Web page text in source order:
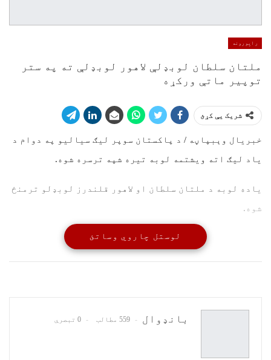
راپورونه
ملتان سلطان لوبډلې لاهور لوبډلې ته په ستر
توپیر ماتې ورکړه
شریک یې کړئ
خبریال وېبپاڼه / د پاکستان سوپر لیګ سیالیو په دوام د
یاد لیګ اته ویشتمه لوبه تیره شپه ترسره شوه.
یاده لوبه د ملتان سلطان او لاهور قلندرز لوبډلو ترمنځ
شوه.
د لوبي ټاس یا بچه د لاهور قلندرز لوبډلې وکټله او د توپ
اچوني پریکړه یي وکړه. او د توپ وهني بلنه يي د ملتان
لوبغاړو په زیان يي ١٦٩ منډې ترسره کړي او لاهور قلندرز
لوستل چاروي وساتئ
بانډوال 559 مطالب 0 تبصرې